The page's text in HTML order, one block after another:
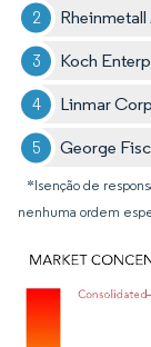
Rheinmetall
Koch
Linmar
George
*Isenção de
nenhuma ordem